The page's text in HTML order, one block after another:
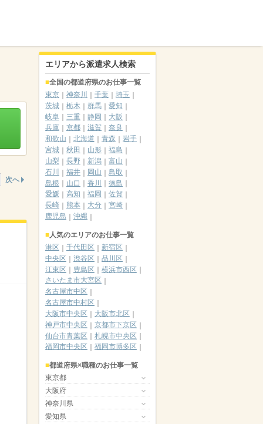
次へ
エリアから派遣求人検索
全国の都道府県のお仕事一覧
東京
神奈川 千葉
埼玉
茨城
栃木 群馬
愛知
岐阜
三重 静岡
大阪
兵庫
京都 滋賀
奈良
和歌山
北海道 青森
岩手
宮城
秋田 山形
福島
山梨
長野 新潟
富山
石川
福井 岡山
鳥取
島根
山口 香川
徳島
愛媛
高知 福岡
佐賀
長崎
熊本 大分
宮崎
鹿児島
沖縄
人気のエリアのお仕事一覧
港区
千代田区
新宿区
中央区
渋谷区
品川区
江東区
豊島区
横浜市西区
さいたま市大宮区
名古屋市中区
名古屋市中村区
大阪市中央区
大阪市北区
神戸市中央区
京都市下京区
仙台市青葉区
札幌市中央区
福岡市中央区
福岡市博多区
都道府県×職種のお仕事一覧
東京都
大阪府
神奈川県
愛知県